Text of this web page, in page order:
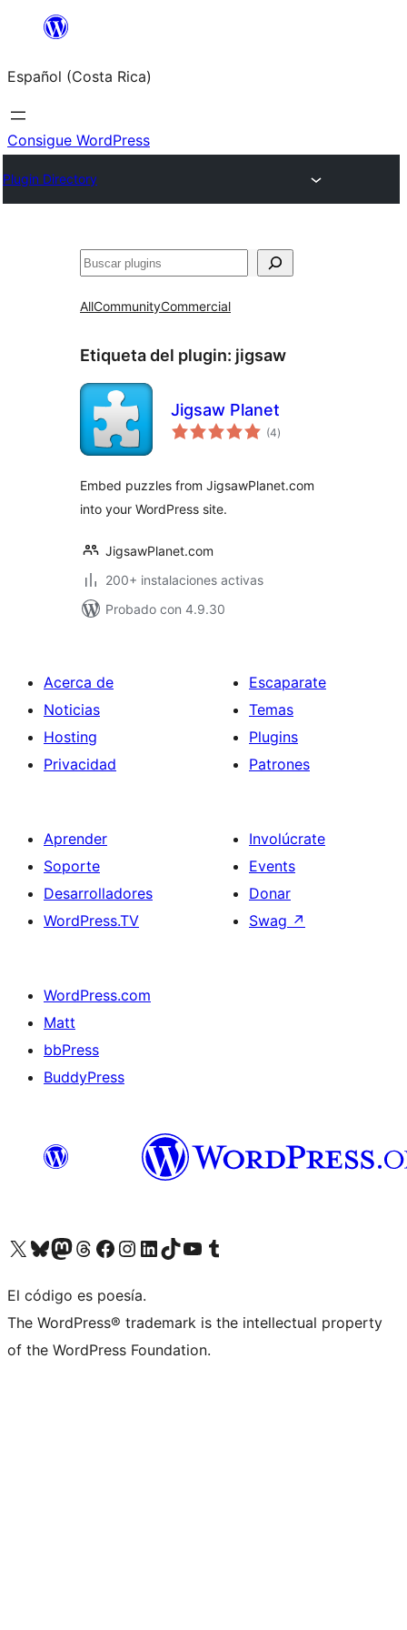
Saltar
contenido
Español (Costa Rica)
Consigue WordPress
Plugin Directory
Buscar
AllCommunityCommercial
Etiqueta del plugin: jigsaw
Jigsaw Planet
(4total
de
)
Embed puzzles from JigsawPlanet.com
into your WordPress site.
JigsawPlanet.com
200+ instalaciones activas
Probado con 4.9.30
Acerca de
Noticias
Hosting
Privacidad
Escaparate
Temas
Plugins
Patrones
Aprender
Soporte
Desarrolladores
WordPress.TV
Involúcrate
Events
Donar
Swag ↗
WordPress.com
Matt
bbPress
BuddyPress
Visit our X (formerly Twitter) account
Visit our Bluesky account
Visita nuestra cuenta de Twitter
Visit our Threads account
Visita nuestra página de Facebook
Visite nuestra cuenta de Instagram
Visit our LinkedIn account
Visit our TikTok account
Visit our YouTube channel
Visit our Tumblr account
El código es poesía.
The WordPress® trademark is the intellectual property
of the WordPress Foundation.